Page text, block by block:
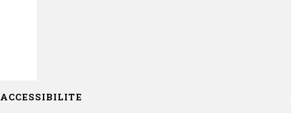
ACCESSIBILITE